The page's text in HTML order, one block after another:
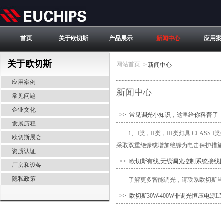
首页 关于欧切斯 产品展示 新闻中心 应用
关于欧切斯
应用案例
常见问题
企业文化
发展历程
欧切斯展会
资质认证
厂房和设备
隐私政策
网站首页 > 新闻中心
新闻中心
>> 常见调光小知识，这里给你科普了
1、I类，II类，III类灯具 CLASS I
采取双重绝缘或增加绝缘为电击保护措
>> 欧切斯有线,无线调光控制系统接
了解更多智能调光，请联系欧切斯
>> 欧切斯30W-400W非调光恒压电源